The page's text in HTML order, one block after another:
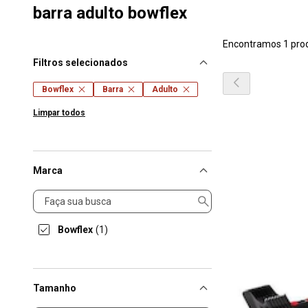
barra adulto bowflex
Filtros selecionados
Bowflex Barra Adulto
Limpar todos
Marca
Marca
Bowflex (1)
Tamanho
Encontramos 1